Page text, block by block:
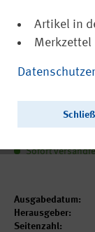
DGUV Regel 112-
Sofort
Ausgabedatum:
Herausgeber:
Seitenzahl:
Artikel in
Merkzettel